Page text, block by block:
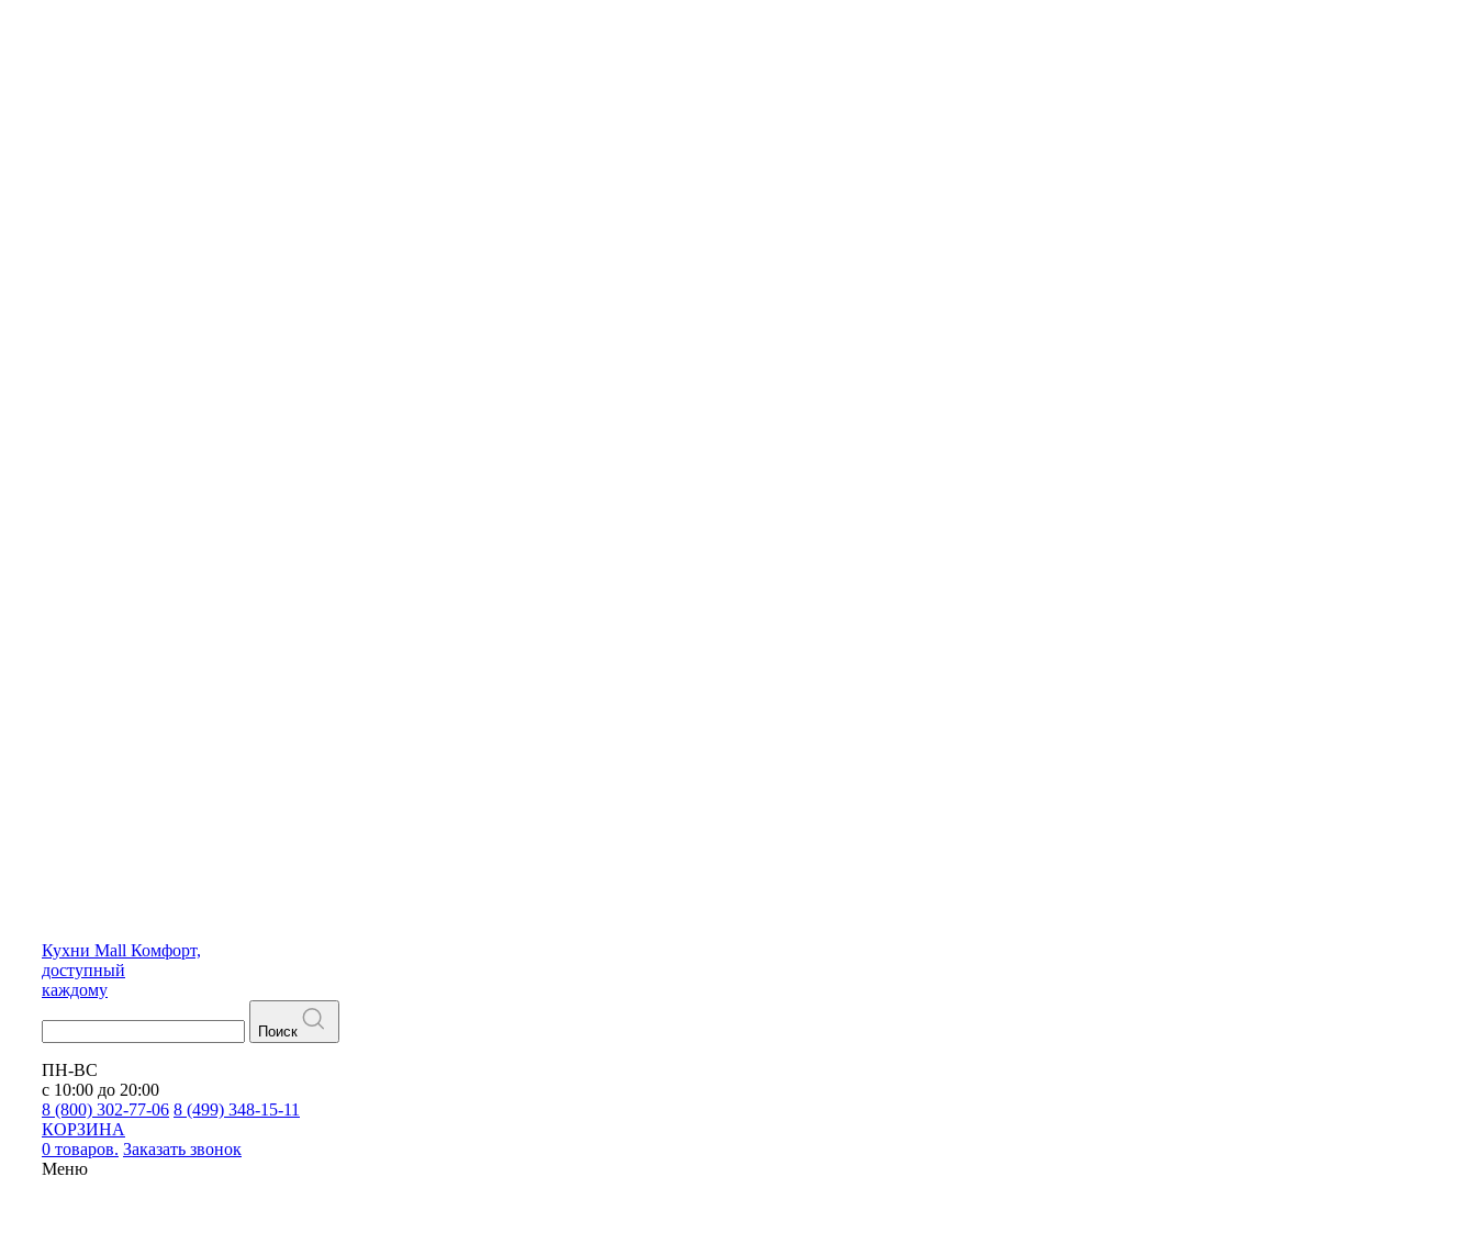
Кухни Mall Комфорт,
доступный
каждому
Поиск
ПН-ВС
с 10:00 до 20:00
8 (800) 302-77-06 8 (499) 348-15-11
КОРЗИНА
0 товаров. Заказать звонок
Меню